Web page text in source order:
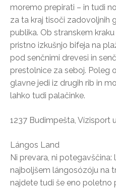
moremo prepirati – in tudi
za ta kraj tisoči zadovoljnih
publika. Ob stranskem
pristno izkušnjo bifeja na
pod senčnimi drevesi in
prestolnice za seboj. Poleg
glavne jedi iz drugih rib in
lahko tudi palačinke.
1237 Budimpešta, Vízisport
Lángos Land
Ni prevara, ni
najboljšem lángosózóju na
najdete tudi še eno poletno